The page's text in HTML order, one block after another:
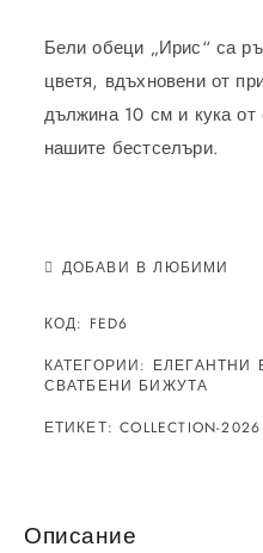
Бели обеци „Ирис“ са
цветя, вдъхновени от
дължина 10 см и кука
нашите бестселъри.
ДОБАВИ В ЛЮБИМИ
КОД: FED6
КАТЕГОРИИ: ЕЛЕГАНТНИ
СВАТБЕНИ БИЖУТА
ЕТИКЕТ:COLLECTION-2026
Описание